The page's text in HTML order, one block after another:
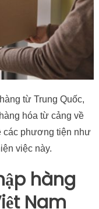
từ Trung Quốc,
hóa từ cảng về
các phương tiện như
việc này.
hàng
Nam